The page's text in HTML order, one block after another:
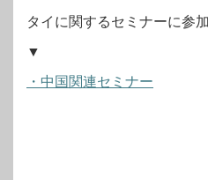
タイに関するセミナーに参
▼
・中国関連セミナー